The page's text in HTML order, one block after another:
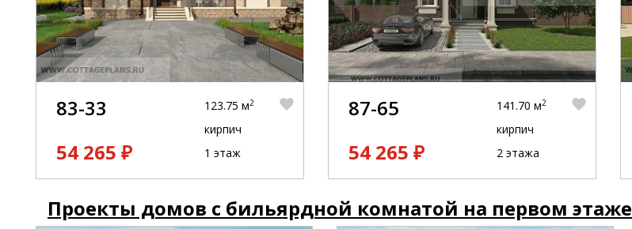
83-33
54 265 ₽
123.75 м2
кирпич
1 этаж
87-65
54 265 ₽
141.70 м2
кирпич
2 этажа
Проекты домов с бильярдной комнатой на первом этаже